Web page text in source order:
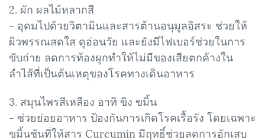
2. ผัก ผลไม้หลากสี
- อุดมไปด้วยวิตามินและสารต้านอนุมูลอิสระ ช่วยให้
ผิวพรรณสดใส ดูอ่อนวัย และยังมีไฟเบอร์ช่วยในการ
ขับถ่าย ลดการท้องผูกทำให้ไม่มีของเสียตกค้างใน
ลำไส้ที่เป็นต้นเหตุของโรคทางเดินอาหาร
3. สมุนไพรสีเหลือง อาทิ ขิง ขมิ้น
- ช่วยย่อยอาหาร ป้องกันการเกิดโรคเรื้อรัง โดยเฉพาะ
ขมิ้นชันที่ให้สาร Curcumin มีฤทธิ์ช่วยลดการอักเสบ